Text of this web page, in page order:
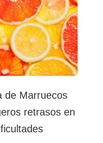
de Marruecos
retrasos en